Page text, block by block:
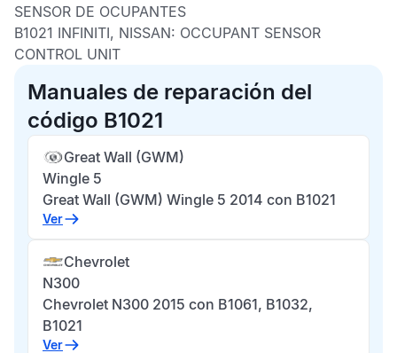
SENSOR DE OCUPANTES
B1021 INFINITI, NISSAN: OCCUPANT SENSOR
CONTROL UNIT
Manuales de reparación del
código B1021
Great Wall (GWM)
Wingle 5
Great Wall (GWM) Wingle 5 2014 con B1021
Ver
Chevrolet
N300
Chevrolet N300 2015 con B1061, B1032,
B1021
Ver